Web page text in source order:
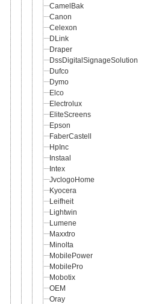
CamelBak
Canon
Celexon
DLink
Draper
DssDigitalSignageSolution
Dufco
Dymo
Elco
Electrolux
EliteScreens
Epson
FaberCastell
HpInc
Instaal
Intex
JvclogoHome
Kyocera
Leifheit
Lightwin
Lumene
Maxxtro
Minolta
MobilePower
MobilePro
Mobotix
OEM
Oray